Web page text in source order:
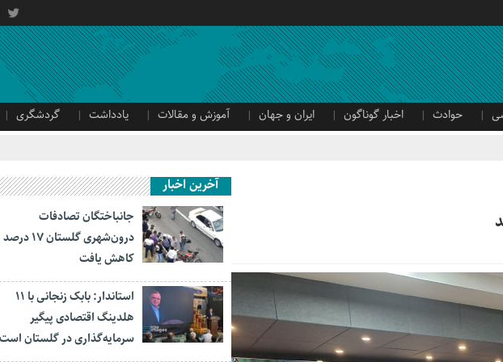
حوادث اخبار گوناگون ایران و جهان آموزش و مقالات یادداشت گردشگری
آخرین اخبار
جانباختگان تصادفات
درون‌شهری گلستان ۱۷ درصد
کاهش یافت
استاندار: بابک زنجانی با ۱۱
هلدینگ اقتصادی پیگیر
سرمایه‌گذاری در گلستان است